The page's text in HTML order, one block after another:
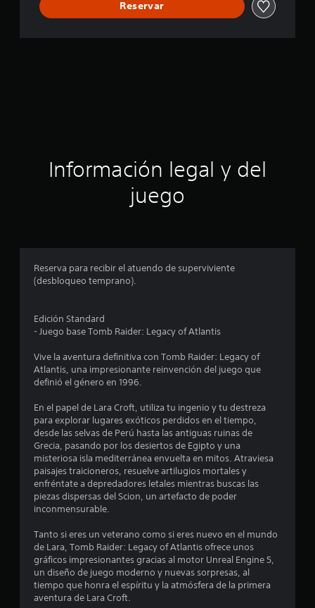
Reservar
Información legal y del
juego
Reserva para recibir el atuendo de superviviente
(desbloqueo temprano).
Edición Standard
- Juego base Tomb Raider: Legacy of Atlantis
Vive la aventura definitiva con Tomb Raider: Legacy of
Atlantis, una impresionante reinvención del juego que
definió el género en 1996.
En el papel de Lara Croft, utiliza tu ingenio y tu destreza
para explorar lugares exóticos perdidos en el tiempo,
desde las selvas de Perú hasta las antiguas ruinas de
Grecia, pasando por los desiertos de Egipto y una
misteriosa isla mediterránea envuelta en mitos. Atraviesa
paisajes traicioneros, resuelve artilugios mortales y
enfréntate a depredadores letales mientras buscas las
piezas dispersas del Scion, un artefacto de poder
inconmensurable.
Tanto si eres un veterano como si eres nuevo en el mundo
de Lara, Tomb Raider: Legacy of Atlantis ofrece unos
gráficos impresionantes gracias al motor Unreal Engine 5,
un diseño de juego moderno y nuevas sorpresas, al
tiempo que honra el espíritu y la atmósfera de la primera
aventura de Lara Croft.